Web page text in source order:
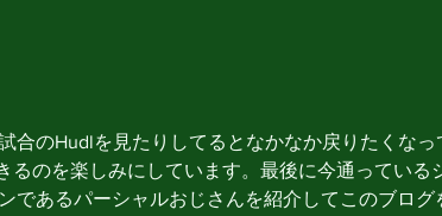
合のHudlを見たりしてるとなかなか戻りたくなっ
るのを楽しみにしています。最後に今通っている
であるパーシャルおじさんを紹介してこのブログ